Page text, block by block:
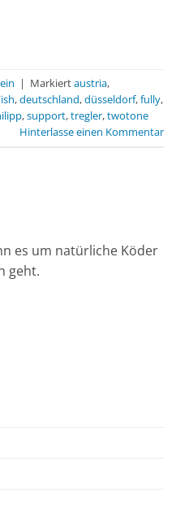
| Markiertaustria,
,deutschland,düsseldorf,fully,
,support,tregler,twotone
Hinterlasse einen Kommentar
es um natürliche Köder
geht.